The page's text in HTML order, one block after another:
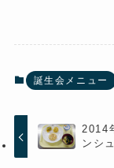
誕生会メニュー
2014
ンシ